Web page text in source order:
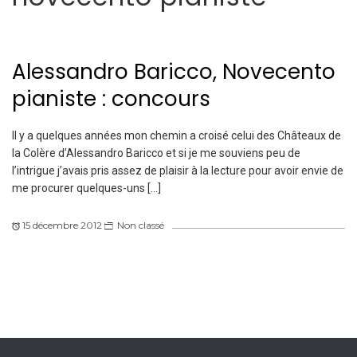
Alessandro Baricco, Novecento
pianiste : concours
Il y a quelques années mon chemin a croisé celui des Châteaux de
la Colère d’Alessandro Baricco et si je me souviens peu de
l’intrigue j’avais pris assez de plaisir à la lecture pour avoir envie de
me procurer quelques-uns […]
15 décembre 2012 Non classé